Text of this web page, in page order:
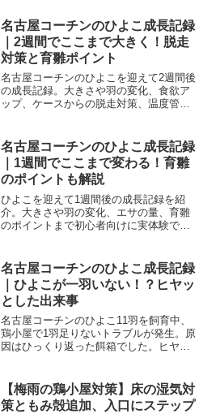
名古屋コーチンのひよこ成長記録
｜2週間でここまで大きく！脱走
対策と育雛ポイント
名古屋コーチンのひよこを迎えて2週間後
の成長記録。大きさや羽の変化、食欲ア
ップ、ケースからの脱走対策、温度管理
名古屋コーチンのひよこ成長記録
｜1週間でここまで変わる！育雛
のポイントも解説
ひよこを迎えて1週間後の成長記録を紹
介。大きさや羽の変化、エサの量、育雛
のポイントまで初心者向けに実体験で解
名古屋コーチンのひよこ成長記録
｜ひよこが一羽いない！？ヒヤッ
とした出来事
名古屋コーチンのひよこ11羽を飼育中、
鶏小屋で1羽足りないトラブルが発生。原
因はひっくり返った餌箱でした。ヒヤッ
【梅雨の鶏小屋対策】床の湿気対
策ともみ殻追加、入口にステップ